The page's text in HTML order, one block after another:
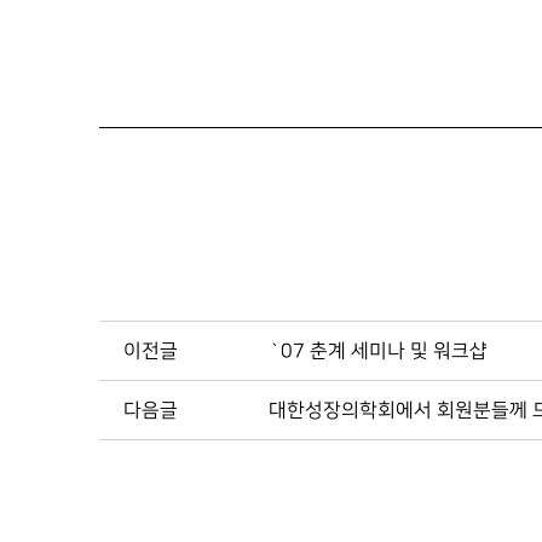
이전글 `07 춘계 세미나 및 워크샵
다음글 대한성장의학회에서 회원분들께